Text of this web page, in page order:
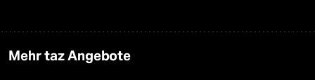
Mehr taz Angebote